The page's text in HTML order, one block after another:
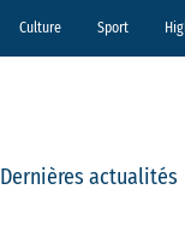
Culture Sport
Dernières actualités